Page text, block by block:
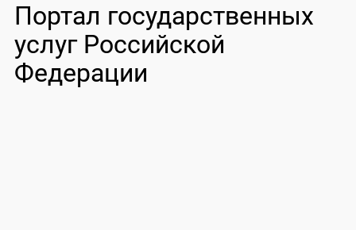
Портал государственных
услуг Российской
Федерации